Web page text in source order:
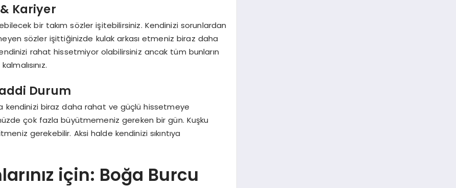
Kariyer
bir takım sözler işitebilirsiniz. Kendinizi sorunlardan
sözler işittiğinizde kulak arkası etmeniz biraz daha
rahat hissetmiyor olabilirsiniz ancak tüm bunların
Durum
kendinizi biraz daha rahat ve güçlü hissetmeye
çok fazla büyütmemeniz gereken bir gün. Kuşku
gerekebilir. Aksi halde kendinizi sıkıntıya
için: Boğa Burcu